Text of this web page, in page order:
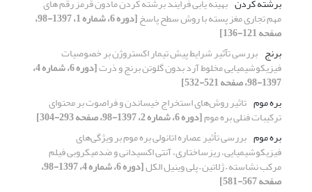
مهم تجاری مغز پسته با روش سطح پاسخ [دوره 6، شماره 1، 1397-98،
صفحه 121-136]
برنج بررسی تآثیر شرایط پیش تیمار اکستروژن بر خصوصیات
فیزیکوشیمیایی مخلوط آرد بدون گلوتن برنج و ذرت [دوره 6، شماره 4،
1397-98، صفحه 521-532]
بره موم تاثیر روش‌های استخراج خیساندن و فراصوت بر محتوای
ترکیبات فنلی بره موم[دوره 6، شماره 2، 1397-98، صفحه 293-304]
بره موم بررسی تأثیر عصاره اتانولی بره موم بر ویژگی‌های
فیزیکوشیمیایی، ریزساختاری، آنتی اکسیدانی و ضدمیکروبی فیلم
مرکب نشاسته – ژلاتین – پلی وینیل الکل [دوره 6، شماره 4، 1397-98،
صفحه 567-581]